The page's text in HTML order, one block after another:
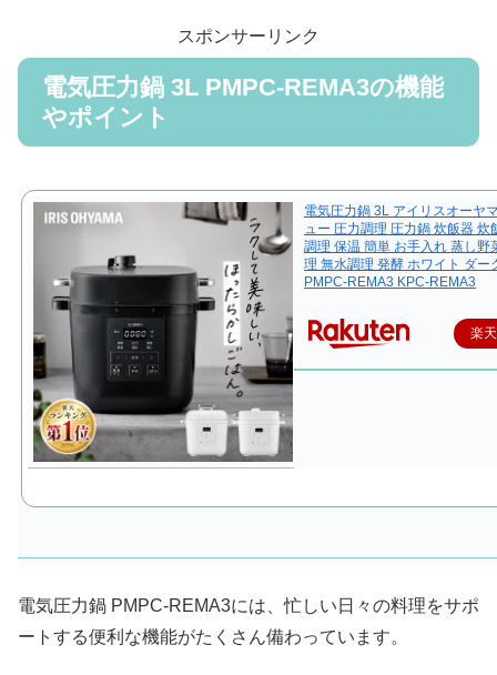
スポンサーリンク
電気圧力鍋 3L PMPC-REMA3の機能
やポイント
電気圧力鍋 3L アイリスオーヤ
ュー 圧力調理 圧力鍋 炊飯器 炊
調理 保温 簡単 お手入れ 蒸し野
理 無水調理 発酵 ホワイト ダー
PMPC-REMA3 KPC-REMA3
楽
電気圧力鍋 PMPC-REMA3には、忙しい日々の料理をサポ
ートする便利な機能がたくさん備わっています。